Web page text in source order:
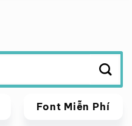
Font Miễn Phí